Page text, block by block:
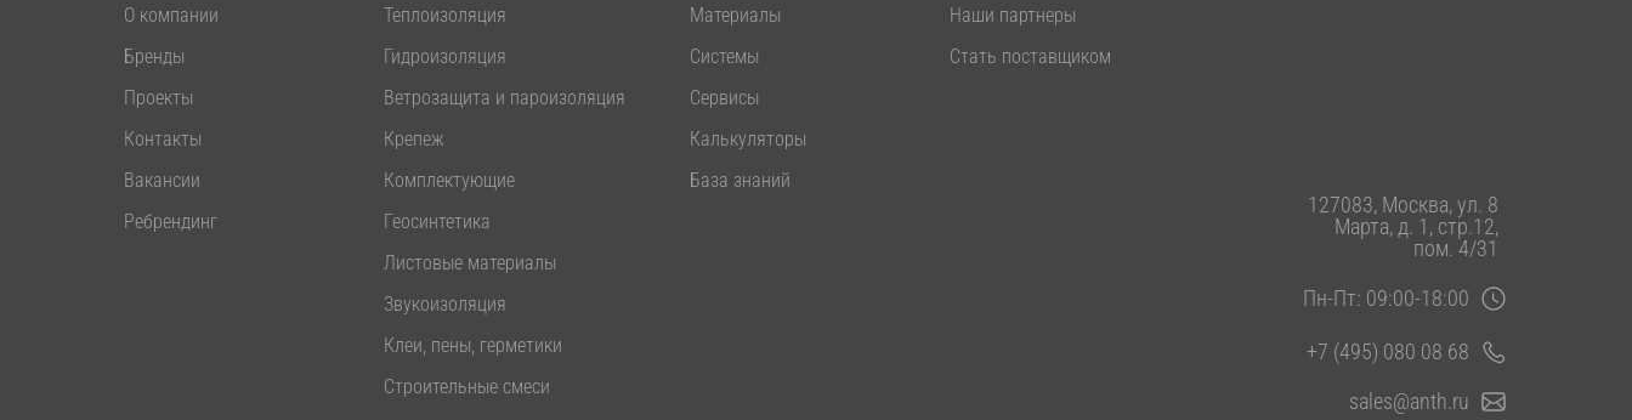
О компании
Бренды
Проекты
Контакты
Вакансии
Ребрендинг
Теплоизоляция
Гидроизоляция
Ветрозащита и пароизоляция
Крепеж
Комплектующие
Геосинтетика
Листовые материалы
Звукоизоляция
Клеи, пены, герметики
Строительные смеси
Материалы
Системы
Сервисы
Калькуляторы
База знаний
Наши партнеры
Стать поставщиком
127083, Москва, ул. 8
Марта, д. 1, стр.12,
пом. 4/31
Пн-Пт: 09:00-18:00
+7 (495) 080 08 68
sales@anth.ru